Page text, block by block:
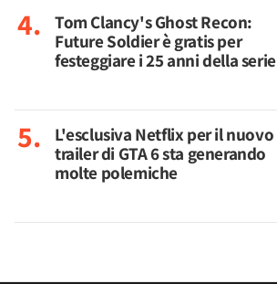
Tom Clancy's Ghost Recon:
Future Soldier è gratis per
festeggiare i 25 anni della serie
L'esclusiva Netflix per il nuovo
trailer di GTA 6 sta generando
molte polemiche